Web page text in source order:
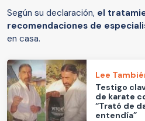
Según su declaración, el
recomendaciones de
en casa.
Lee
Testigo
de karate
“Trató de
entendía”